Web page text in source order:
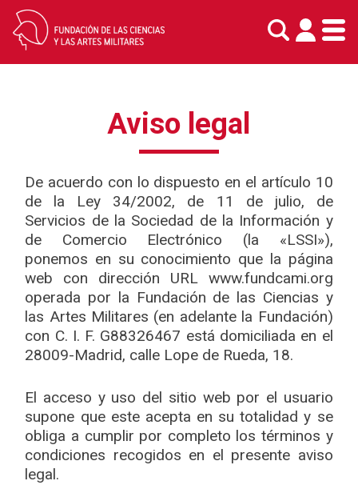
Aviso legal
De acuerdo con lo dispuesto en el artículo 10
de la Ley 34/2002, de 11 de julio, de
Servicios de la Sociedad de la Información y
de Comercio Electrónico (la «LSSI»),
ponemos en su conocimiento que la página
web con dirección URL www.fundcami.org
operada por la Fundación de las Ciencias y
las Artes Militares (en adelante la Fundación)
con C. I. F. G88326467 está domiciliada en el
28009-Madrid, calle Lope de Rueda, 18.
El acceso y uso del sitio web por el usuario
supone que este acepta en su totalidad y se
obliga a cumplir por completo los términos y
condiciones recogidos en el presente aviso
legal.